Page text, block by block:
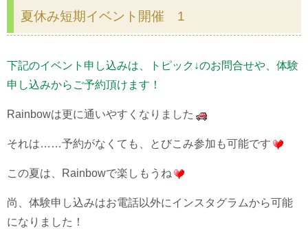
夏休み短期イベント開催 1
下記のイベント申し込みは、トピック↓のお問合せや、体験
申し込みからご予約頂けます！
Rainbowは更に通いやすくなりました
それは……予約がなくても、とびこみ参加も可能です
この夏は、Rainbowで楽しもうね
尚、体験申し込みはお電話以外にインスタグラムから可能
になりました！